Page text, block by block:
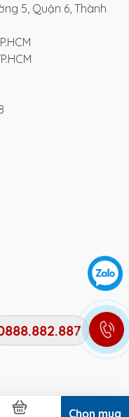
Chọn mua
5, Quận 6, Thành